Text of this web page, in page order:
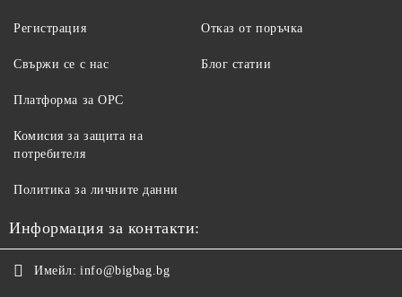
Регистрация
Свържи се с нас
Отказ от поръчка
Блог статии
Платформа за ОРС
Комисия за защита на
потребителя
Политика за личните данни
Информация за контакти:
Имейл: info@bigbag.bg